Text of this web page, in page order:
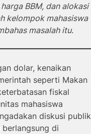
BBM, dan alokasi
kelompok mahasiswa
masalah itu.
dolar, kenaikan
seperti Makan
fiskal
mahasiswa
diskusi publik
di